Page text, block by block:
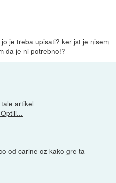
je treba upisati? ker jst je nisem
da je ni potrebno!?
artikel
od carine oz kako gre ta